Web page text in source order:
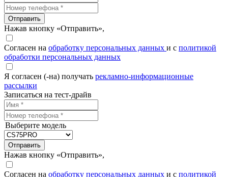
Отправить
Нажав кнопку «Отправить»,
Согласен на обработку персональных данных и с политикой
обработки персональных данных
Я согласен (-на) получать рекламно-информационные
рассылки
Записаться на тест-драйв
Выберите модель
Отправить
Нажав кнопку «Отправить»,
Согласен на обработку персональных данных и с политикой